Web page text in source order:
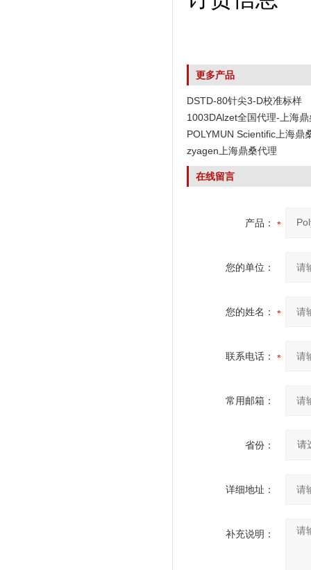
更多产品
DSTD-80针尖3-D校准标样
1003DAlzet全国代理-上海鼎
POLYMUN Scientific上海鼎
zyagen上海鼎桑代理
在线留言
产品：
您的单位：
您的姓名：
联系电话：
常用邮箱：
省份：
详细地址：
补充说明：